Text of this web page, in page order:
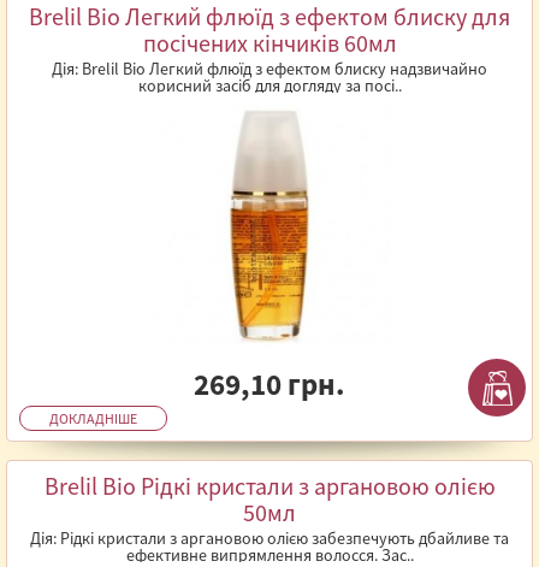
Brelil Bio Легкий флюїд з ефектом блиску для
посічених кінчиків 60мл
Дія: Brelil Bio Легкий флюїд з ефектом блиску надзвичайно
корисний засіб для догляду за посі..
269,10 грн.
ДОКЛАДНІШЕ
Brelil Bio Рідкі кристали з аргановою олією
50мл
Дія: Рідкі кристали з аргановою олією забезпечують дбайливе та
ефективне випрямлення волосся. Зас..